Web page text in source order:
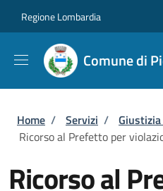
Regione Lombardia
Comune di
Briciole di
Home / Servizi /
Ricorso al Prefetto per
Ricorso al